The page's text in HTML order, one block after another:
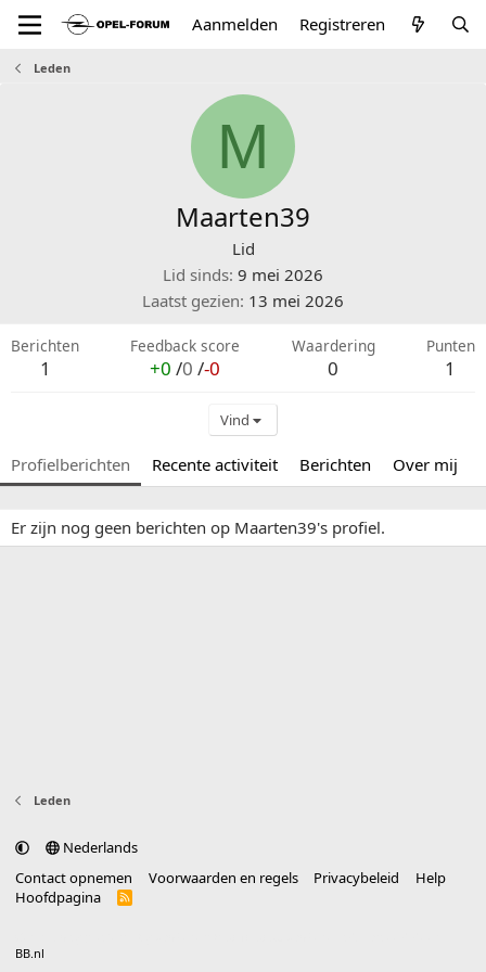
Aanmelden Registreren
Leden
M
Maarten39
Lid
Lid sinds 9 mei 2026
Laatst gezien 13 mei 2026
Berichten
1
Feedback score
+0 /0 /-0
Waardering
0
Punten
1
Vind
Profielberichten Recente activiteit Berichten Over mij
Er zijn nog geen berichten op Maarten39's profiel.
Leden
Nederlands
Contact opnemen
Voorwaarden en regels Privacybeleid
Help
Hoofdpagina
R
BB.nl